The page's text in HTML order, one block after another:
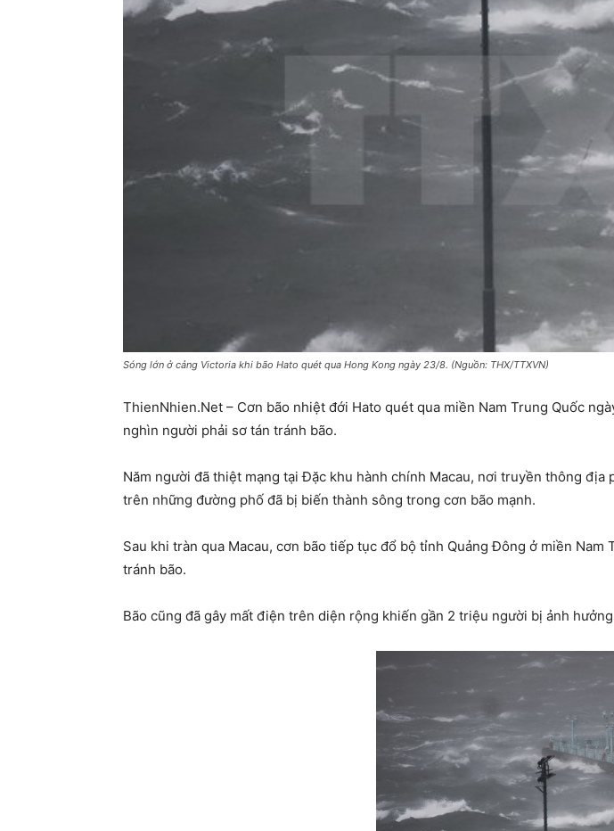
Sóng lớn ở cảng Victoria khi bão Hato quét qua Hong Kong ngày 23/8. (Nguồn: THX/TTXVN)
ThienNhien.Net – Cơn bão nhiệt đới Hato quét qua miền Nam Trung Quốc
nghìn người phải sơ tán tránh bão.
Năm người đã thiệt mạng tại Đặc khu hành chính Macau, nơi truyền thông
trên những đường phố đã bị biến thành sông trong cơn bão mạnh.
Sau khi tràn qua Macau, cơn bão tiếp tục đổ bộ tỉnh Quảng Đông ở miền
tránh bão.
Bão cũng đã gây mất điện trên diện rộng khiến gần 2 triệu người bị ảnh